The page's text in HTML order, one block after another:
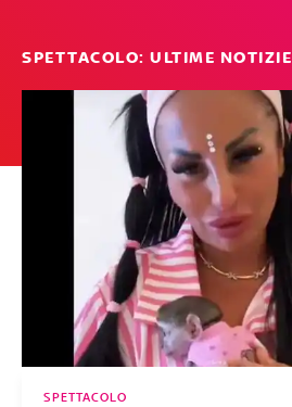
SPETTACOLO: ULTIME NOTIZIE
SPETTACOLO